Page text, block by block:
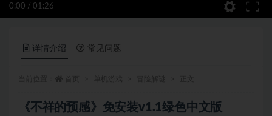
0:00 / 01:26
详情介绍 常见问题
《不祥的预感》免安装v1.1绿色中文版